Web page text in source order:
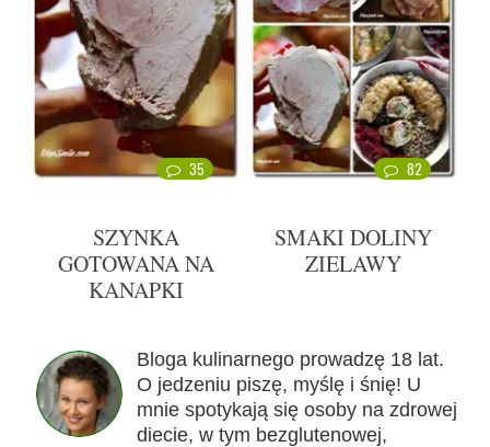
35
SZYNKA
GOTOWANA NA
KANAPKI
82
SMAKI DOLINY
ZIELAWY
Bloga kulinarnego prowadzę 18 lat.
O jedzeniu piszę, myślę i śnię! U
mnie spotykają się osoby na zdrowej
diecie, w tym bezglutenowej,